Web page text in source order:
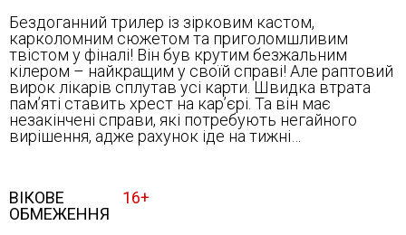
Бездоганний трилер із зірковим кастом,
карколомним сюжетом та приголомшливим
твістом у фіналі! Він був крутим безжальним
кілером – найкращим у своїй справі! Але раптовий
вирок лікарів сплутав усі карти. Швидка втрата
пам’яті ставить хрест на кар’єрі. Та він має
незакінчені справи, які потребують негайного
вирішення, адже рахунок іде на тижні…
ВІКОВЕ
ОБМЕЖЕННЯ
16+